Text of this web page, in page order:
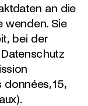
an die
wenden. Sie
bei der
15,